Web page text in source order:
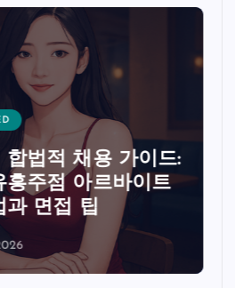
법적 채용 가이드:
주점 아르바이트
면접 팁